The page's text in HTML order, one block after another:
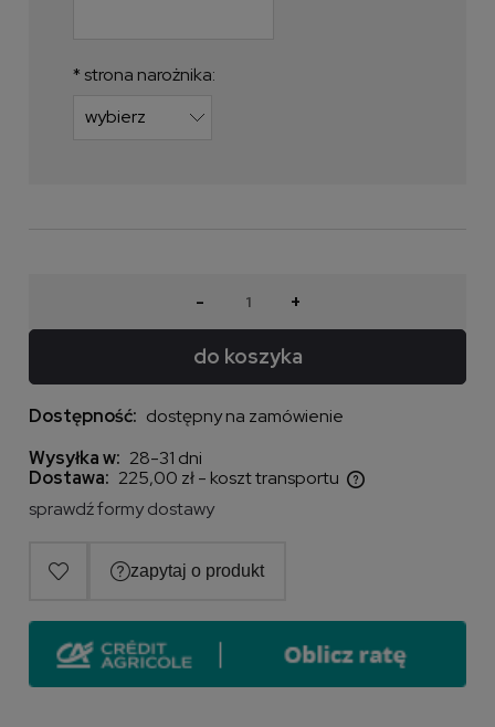
* strona narożnika:
- +
do koszyka
Dostępność: dostępny na zamówienie
Wysyłka w: 28-31 dni
Dostawa: 225,00 zł- koszt transportu
Cena nie zawiera ewentualnych kosztów płatności
sprawdź formy dostawy